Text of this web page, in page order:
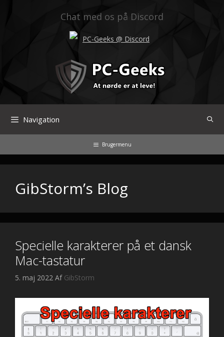
Chat med os på Discord
PC-Geeks @ Discord
Navigation
Brugermenu
GibStorm’s Blog
Specielle karakterer på et dansk
Mac-tastatur
5. maj 2022 Af GibStorm